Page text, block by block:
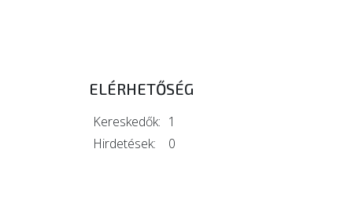
ELÉRHETŐSÉG
Kereskedők: 1
Hirdetések:
0